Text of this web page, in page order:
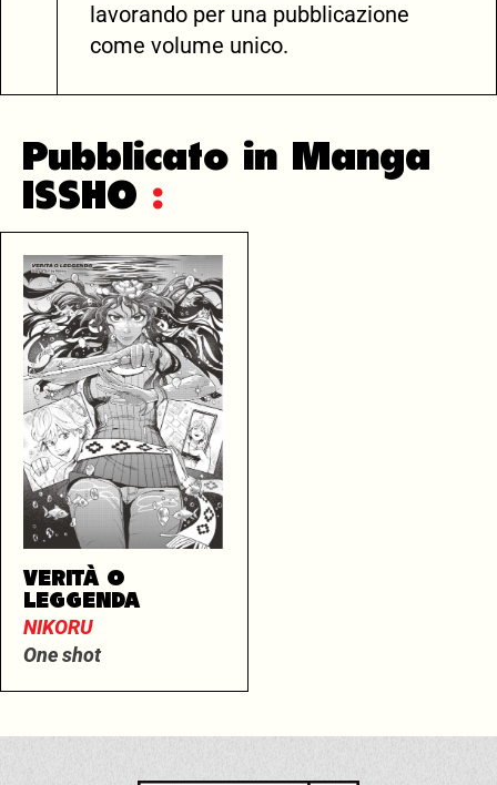
lavorando per una pubblicazione
come volume unico.
Pubblicato in Manga
ISSHO :
VERITÀ O
LEGGENDA
NIKORU
One shot